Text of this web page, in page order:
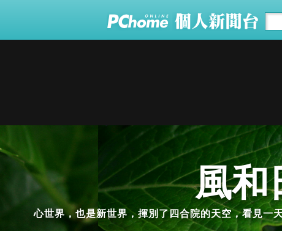
風和
心世界，也是新世界，揮別了四合院的天空，看見一